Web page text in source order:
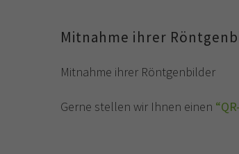
Mitnahme ihrer
Mitnahme ihrer Röntgenbilder
Gerne stellen wir Ihnen einen